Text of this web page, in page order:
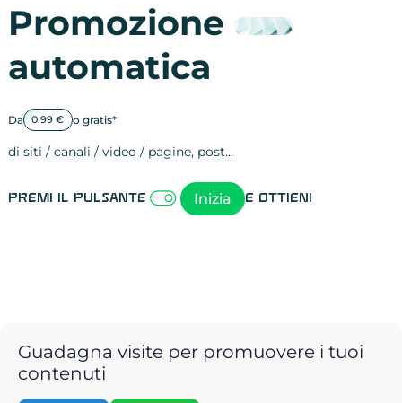
Promozione
automatica
Da 0.99 € o gratis*
di siti / canali / video / pagine, post…
Premi il pulsante Inizia e ottieni
Guadagna visite per promuovere i tuoi
contenuti